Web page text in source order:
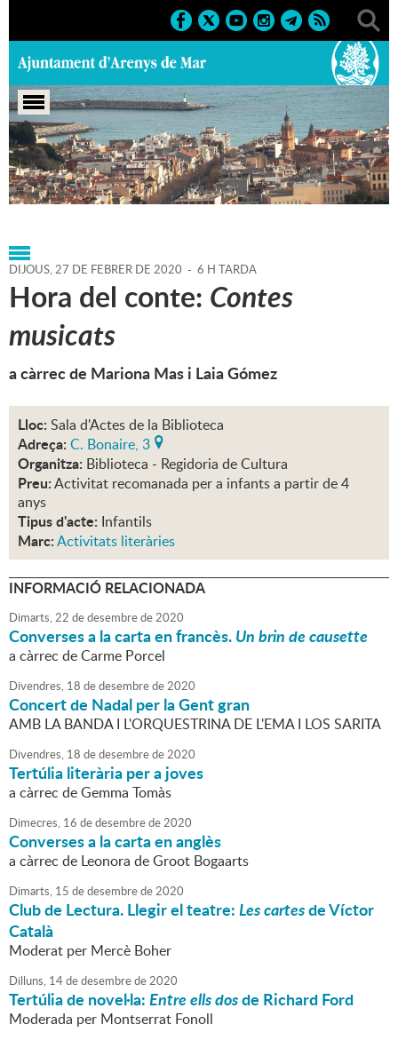
Portada > Regidories > Cultura > Biblioteca P. Fidel
Fita > Agenda > 27-02-2020
DIJOUS,27 DE FEBRER DE 2020 - 6 H TARDA
Hora del conte: Contes
musicats
a càrrec de Mariona Mas i Laia Gómez
Lloc: Sala d'Actes de la Biblioteca
Adreça: C. Bonaire, 3
Organitza: Biblioteca - Regidoria de Cultura
Preu:Activitat recomanada per a infants a partir de 4
anys
Tipus d'acte: Infantils
Marc:Activitats literàries
INFORMACIÓ RELACIONADA
Dimarts,22 dedesembrede2020
Converses a la carta en francès.Un brin de causette
a càrrec de Carme Porcel
Divendres, 18 dedesembrede2020
Concert de Nadal per la Gent gran
AMB LA BANDA I L'ORQUESTRINA DE L'EMA I LOS SARITA
Divendres, 18 dedesembrede2020
Tertúlia literària per a joves
a càrrec de Gemma Tomàs
Dimecres, 16 dedesembrede2020
Converses a la carta en anglès
a càrrec de Leonora de Groot Bogaarts
Dimarts, 15 dedesembrede2020
Club de Lectura. Llegir el teatre:Les cartesde Víctor
Català
Moderat per Mercè Boher
Dilluns, 14dedesembrede2020
Tertúlia de novel·la:Entre ells dosde Richard Ford
Moderada per Montserrat Fonoll